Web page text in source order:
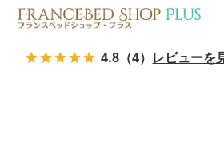
4.8 （4） レビューを